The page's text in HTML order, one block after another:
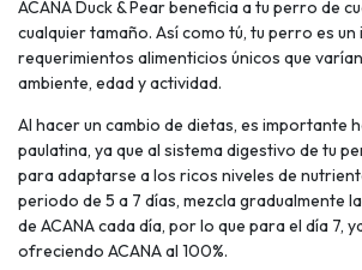
ACANA Duck & Pear beneficia a tu perro de
cualquier tamaño. Así como tú, tu perro es un
requerimientos alimenticios únicos que
ambiente, edad y actividad.
Al hacer un cambio de dietas, es importante
paulatina, ya que al sistema digestivo de tu
para adaptarse a los ricos niveles de
periodo de 5 a 7 días, mezcla gradualmente
de ACANA cada día, por lo que para el día 7,
ofreciendo ACANA al 100%.